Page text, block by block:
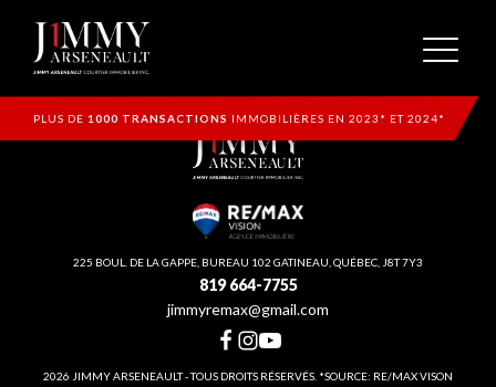
PLUS DE 1000 TRANSACTIONS IMMOBILIÈRES EN 2023* ET 2024*
225 BOUL. DE LA GAPPE, BUREAU 102 GATINEAU, QUÉBEC, J8T 7Y3
819 664-7755
jimmyremax@gmail.com
2026 JIMMY ARSENEAULT - TOUS DROITS RÉSERVÉS. *SOURCE: RE/MAX VISON